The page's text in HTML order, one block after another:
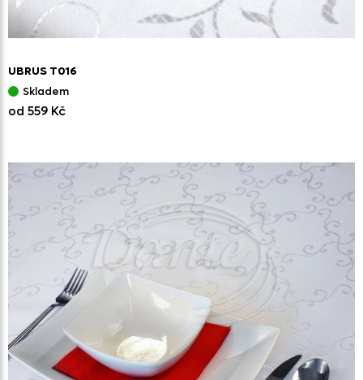
UBRUS T016
Skladem
od 559 Kč